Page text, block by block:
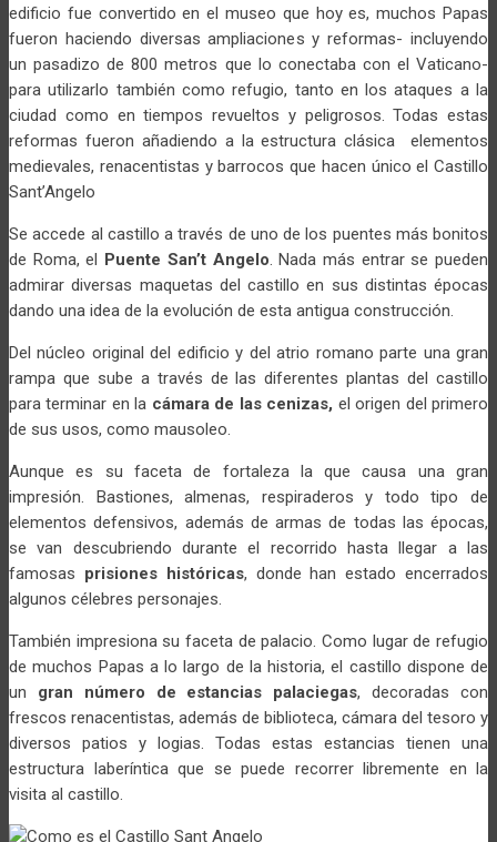
edificio fue convertido en el museo que hoy es, muchos Papas
fueron haciendo diversas ampliaciones y reformas- incluyendo
un pasadizo de 800 metros que lo conectaba con el Vaticano-
para utilizarlo también como refugio, tanto en los ataques a la
ciudad como en tiempos revueltos y peligrosos. Todas estas
reformas fueron añadiendo a la estructura clásica elementos
medievales, renacentistas y barrocos que hacen único el Castillo
Sant’Angelo
Se accede al castillo a través de uno de los puentes más bonitos
de Roma, el
Puente San’t Angelo. Nada más entrar se pueden
admirar diversas maquetas del castillo en sus distintas épocas
dando una idea de la evolución de esta antigua construcción.
Del núcleo original del edificio y del atrio romano parte una gran
rampa que sube a través de las diferentes plantas del castillo
para terminar en la cámara de las cenizas, el origen del primero
de sus usos, como mausoleo.
Aunque es su faceta de fortaleza la que causa una gran
impresión. Bastiones, almenas, respiraderos y todo tipo de
elementos defensivos, además de armas de todas las épocas,
se van descubriendo durante el recorrido hasta llegar a las
famosas prisiones históricas, donde han estado encerrados
algunos célebres personajes.
También impresiona su faceta de palacio. Como lugar de refugio
de muchos Papas a lo largo de la historia, el castillo dispone de
un gran número de estancias palaciegas, decoradas con
frescos renacentistas, además de biblioteca, cámara del tesoro y
diversos patios y logias. Todas estas estancias tienen una
estructura laberíntica que se puede recorrer libremente en la
visita al castillo.